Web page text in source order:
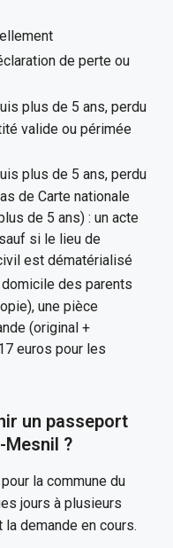
de perte ou
plus de 5 ans, perdu
valide ou périmée
plus de 5 ans, perdu
de Carte nationale
de 5 ans) : un acte
si le lieu de
est dématérialisé
des parents
une pièce
(original +
euros pour les
un passeport
Mesnil ?
la commune du
jours à plusieurs
demande en cours.